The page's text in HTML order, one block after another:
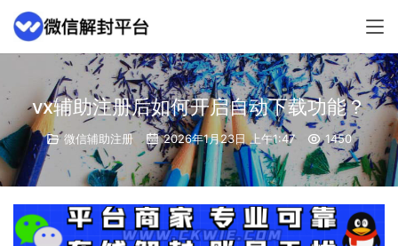
vx辅助注册后如何开启自动下载功能？
微信辅助注册 2026年1月23日 上午1:47 1450